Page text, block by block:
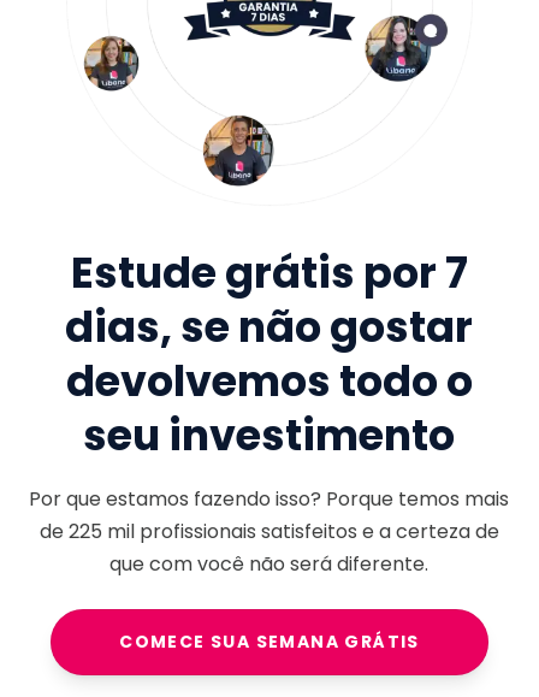
Estude grátis por 7
dias, se não gostar
devolvemos todo o
seu investimento
Por que estamos fazendo isso? Porque temos mais
de225 milprofissionais satisfeitos e a certeza de
que com você não será diferente.
COMECE SUA SEMANA GRÁTIS